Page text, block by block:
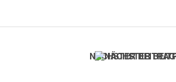
NÄCHSTER BEITRAG